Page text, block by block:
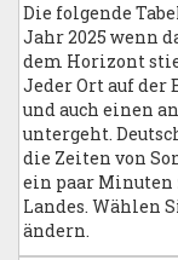
Die folgende
Jahr 2025 wenn
dem Horizont
Jeder Ort auf der
und auch einen
untergeht.
die Zeiten von
ein paar Minuten
Landes. Wählen
ändern.